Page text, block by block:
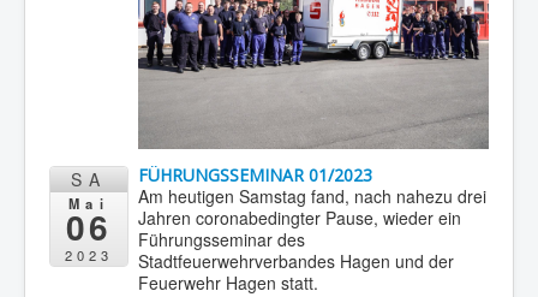
SA
Mai
06
2023
FÜHRUNGSSEMINAR 01/2023
Am heutigen Samstag fand, nach nahezu drei
Jahren coronabedingter Pause, wieder ein
Führungsseminar des
Stadtfeuerwehrverbandes Hagen und der
Feuerwehr Hagen statt.